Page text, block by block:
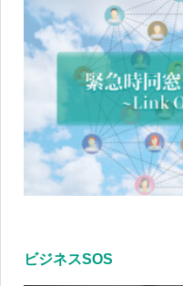
ビジネスSOS